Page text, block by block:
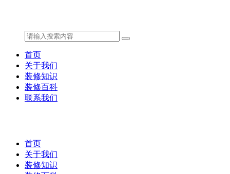
首页
关于我们
装修知识
装修百科
联系我们
首页
关于我们
装修知识